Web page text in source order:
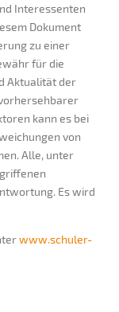
Interessenten
Dokument
zu einer
für die
Aktualität der
kann es bei
von
Alle, unter
Es wird
www.schuler-